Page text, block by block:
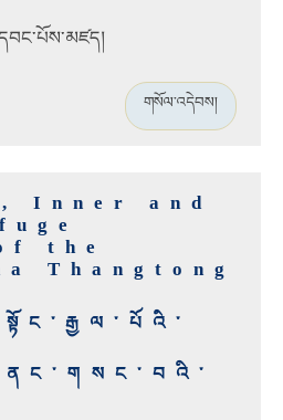
གསོལ་འདེབས།
Inner and
the
Thangtong